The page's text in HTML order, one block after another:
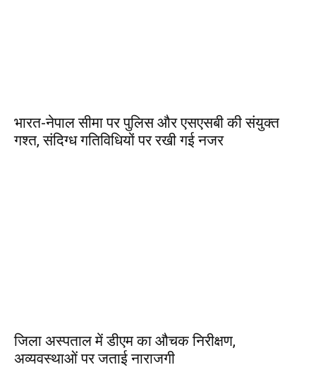
भारत-नेपाल सीमा पर पुलिस और एसएसबी की संयुक्त
गश्त, संदिग्ध गतिविधियों पर रखी गई नजर
जिला अस्पताल में डीएम का औचक निरीक्षण,
अव्यवस्थाओं पर जताई नाराजगी